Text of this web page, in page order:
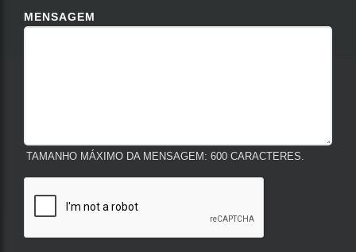
MENSAGEM
TAMANHO MÁXIMO DA MENSAGEM: 600 CARACTERES.